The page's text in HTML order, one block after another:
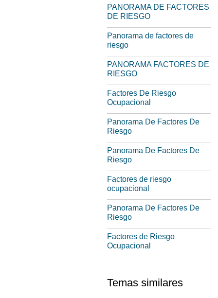
PANORAMA DE FACTORES
DE RIESGO
Panorama de factores de
riesgo
PANORAMA FACTORES DE
RIESGO
Factores De Riesgo
Ocupacional
Panorama De Factores De
Riesgo
Panorama De Factores De
Riesgo
Factores de riesgo
ocupacional
Panorama De Factores De
Riesgo
Factores de Riesgo
Ocupacional
Temas similares